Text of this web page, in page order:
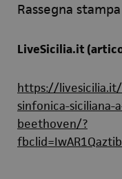
Rassegna
LiveSicilia.it
https://
sinfonica-siciliana-
beethoven/?